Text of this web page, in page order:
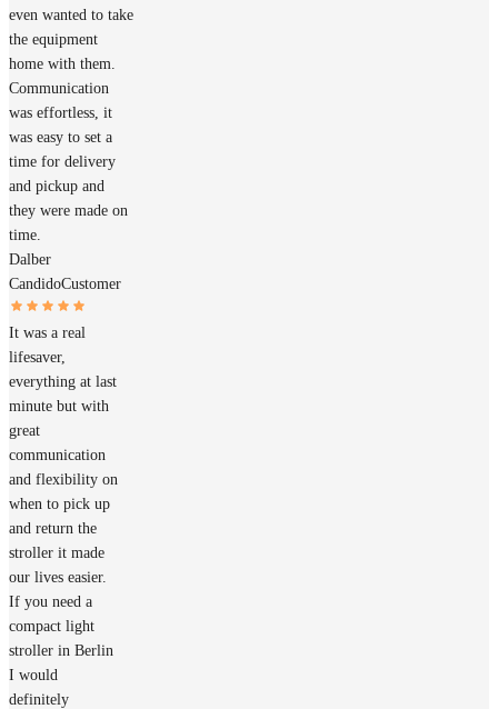
even wanted to take
the equipment
home with them.
Communication
was effortless, it
was easy to set a
time for delivery
and pickup and
they were made on
time.
Dalber
CandidoCustomer
It was a real
lifesaver,
everything at last
minute but with
great
communication
and flexibility on
when to pick up
and return the
stroller it made
our lives easier.
If you need a
compact light
stroller in Berlin
I would
definitely